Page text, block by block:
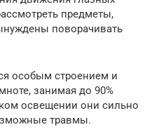
предметы,
поворачивать
особым строением и
занимая до 90%
освещении они сильно
травмы.